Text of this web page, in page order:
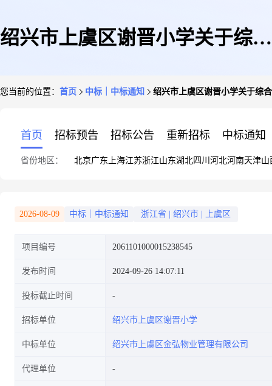
绍兴市上虞区谢晋小学关于综合
您当前的位置： 首页 中标｜中标通知 绍兴市上虞区谢晋小学关于综
首页 招标预告 招标公告 重新招标 中标通知
省份地区： 北京广东 上海江苏浙江山东湖北四川 河北河南天津山
2026-08-09 中标｜中标通知 浙江省 绍兴市 上虞区
项目编号 2061101000015238545
发布时间 2024-09-26 14:07:11
投标截止时间
招标单位 绍兴市上虞区谢晋小学
中标单位 绍兴市上虞区金弘物业管理有限公司
代理单位